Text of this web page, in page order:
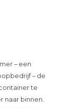
– een
– de
te
naar binnen.